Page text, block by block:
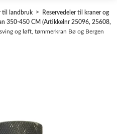
til landbruk
Reservedeler til kraner og
350-450 CM (Artikkelnr 25096, 25608,
og løft, tømmerkran Bø og Bergen